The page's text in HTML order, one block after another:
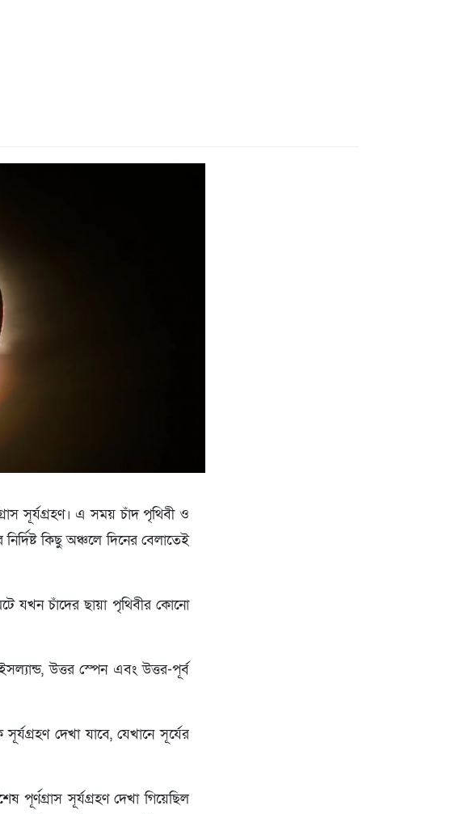
সূর্যগ্রহণ। এ সময় চাঁদ পৃথিবী ও
কিছু অঞ্চলে দিনের বেলাতেই
যখন চাঁদের ছায়া পৃথিবীর কোনো
উত্তর স্পেন এবং উত্তর-পূর্ব
দেখা যাবে, যেখানে সূর্যের
সূর্যগ্রহণ দেখা গিয়েছিল